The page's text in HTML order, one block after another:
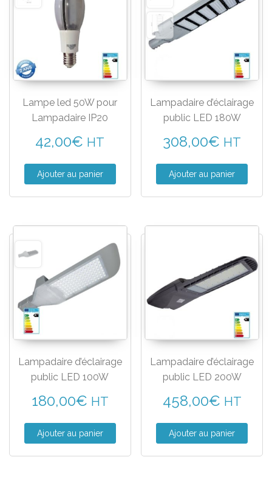
Lampe led 50W pour
Lampadaire IP20
42,00€ HT
Ajouter au panier
Lampadaire d’éclairage
public LED 180W
308,00€ HT
Ajouter au panier
Lampadaire d’éclairage
public LED 100W
180,00€ HT
Ajouter au panier
Lampadaire d’éclairage
public LED 200W
458,00€ HT
Ajouter au panier